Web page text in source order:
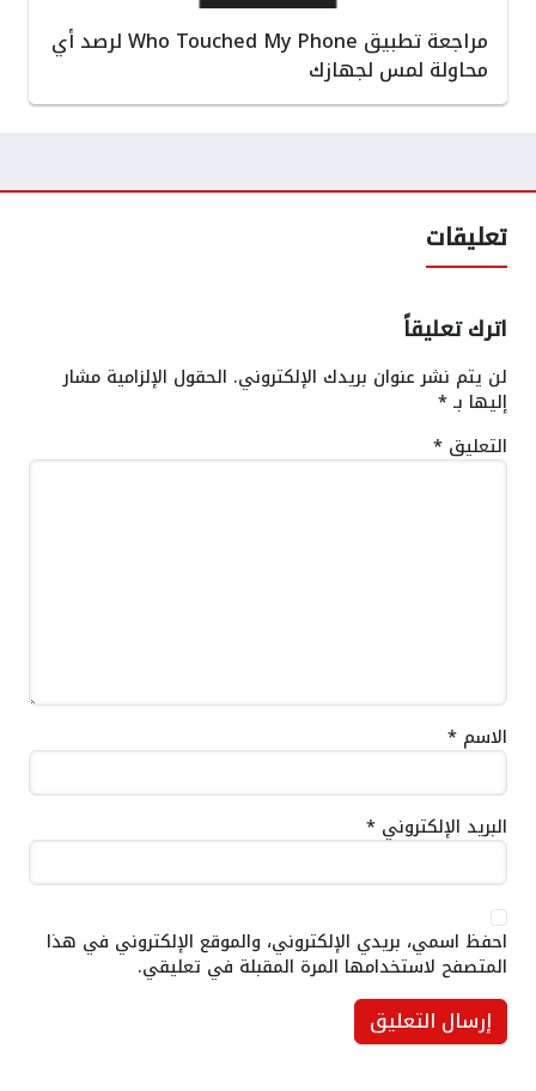
مراجعة تطبيق Who Touched My Phone لرصد أي
محاولة لمس لجهازك
تعليقات
اترك تعليقاً
لن يتم نشر عنوان بريدك الإلكتروني. الحقول الإلزامية مشار
إليها بـ*
التعليق *
الاسم *
البريد الإلكتروني *
احفظ اسمي، بريدي الإلكتروني، والموقع الإلكتروني في هذا
المتصفح لاستخدامها المرة المقبلة في تعليقي.